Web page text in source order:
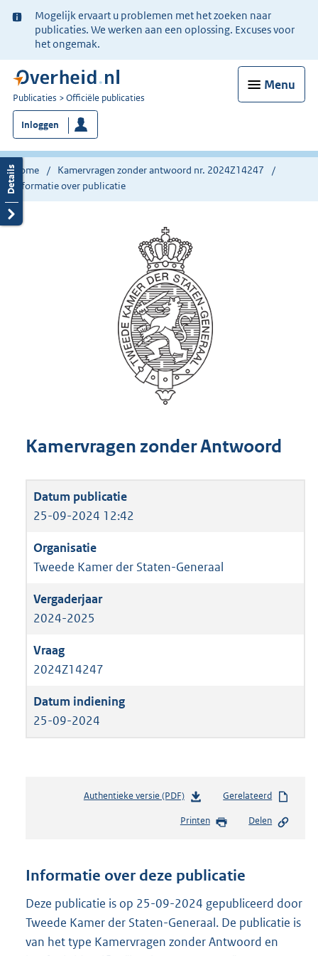
Ter
informatie:
Mogelijk ervaart u problemen met het zoeken naar
publicaties. We werken aan een oplossing. Excuses voor
het ongemak.
Menu
U
bent
nu
hier:
Publicaties Officiële publicaties
Inloggen
Home
Kamervragen zonder antwoord nr. 2024Z14247
Informatie over publicatie
Kamervragen zonder Antwoord
25-09-2024 12:42
Tweede Kamer der Staten-Generaal
2024-2025
2024Z14247
25-09-2024
Authentieke versie (PDF)b
s
n
s
r
o
Gerelateerd
Printen Delen
Informatie over deze publicatie
Deze publicatie is op 25-09-2024 gepubliceerd door
Tweede Kamer der Staten-Generaal. De publicatie is
van het type Kamervragen zonder Antwoord en